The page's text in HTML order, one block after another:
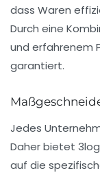
dass Waren
Durch eine
und erfahrenem
garantiert.
Jedes
Daher bietet
auf die